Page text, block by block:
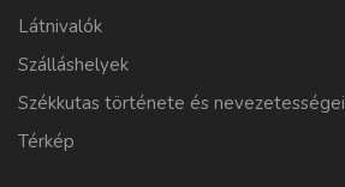
Látnivalók
Szálláshelyek
Székkutas története és nevezetességei
Térkép